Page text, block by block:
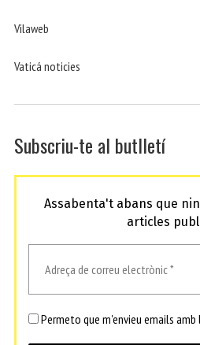
Vilaweb
Vaticá noticies
Subscriu-te al butlletí
Assabenta't abans que
articles
Permeto que m'envieu emails